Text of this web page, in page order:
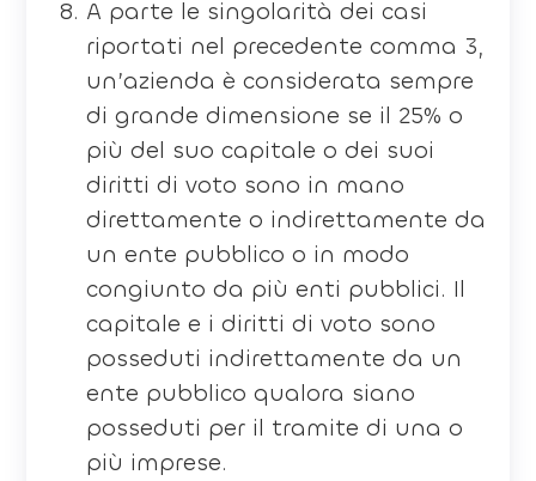
A parte le singolarità dei casi
riportati nel precedente comma 3,
un’azienda è considerata sempre
di grande dimensione se il 25% o
più del suo capitale o dei suoi
diritti di voto sono in mano
direttamente o indirettamente da
un ente pubblico o in modo
congiunto da più enti pubblici. Il
capitale e i diritti di voto sono
posseduti indirettamente da un
ente pubblico qualora siano
posseduti per il tramite di una o
più imprese.